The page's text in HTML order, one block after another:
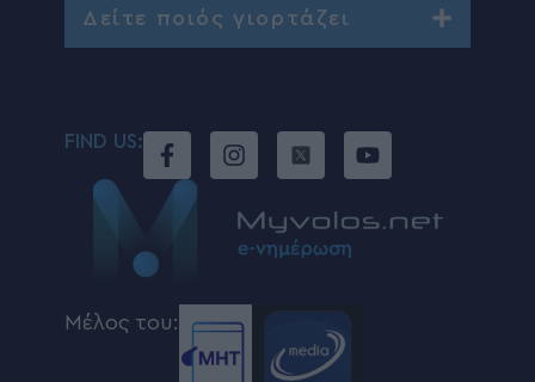
Δείτε ποιός γιορτάζει
FIND US:
Μέλος του: